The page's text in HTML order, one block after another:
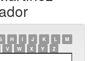
H I J K L
M
V W X Y Z